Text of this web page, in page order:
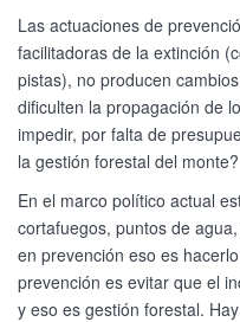
Las actuaciones de
facilitadoras de la extinción
pistas), no producen
dificulten la propagación de
impedir, por falta de
la gestión forestal del monte?
En el marco político actual
cortafuegos, puntos de
en prevención eso es
prevención es evitar que el
y eso es gestión forestal.